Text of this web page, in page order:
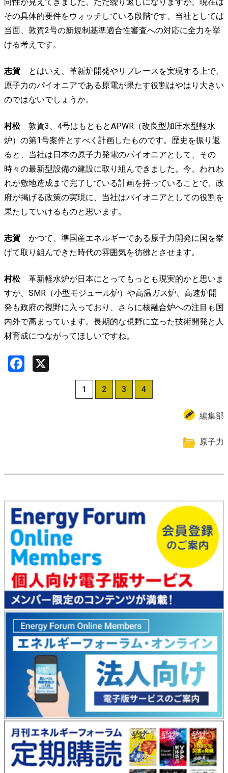
その具体的要件をウォッチしている段階です。当社としては
当面、敦賀2号の新規制基準適合性審査への対応に全力を挙
げる考えです。
志賀 とはいえ、革新炉開発やリプレースを実現する上で、
原子力のパイオニアである原電が果たす役割はやはり大きい
のではないでしょうか。
村松敦賀3、4号はもともとAPWR（改良型加圧水型軽水
炉）の第1号案件とすべく計画したものです。歴史を振り返
ると、当社は日本の原子力発電のパイオニアとして、その
時々の最新型設備の建設に取り組んできました。今、われわ
れが敷地造成まで完了している計画を持っていることで、政
府が掲げる政策の実現に、当社はパイオニアとしての役割を
果たしていけるものと思います。
志賀 かつて、準国産エネルギーである原子力開発に国を挙
げて取り組んできた時代の雰囲気を彷彿とさせます。
村松革新軽水炉が日本にとってもっとも現実的かと思いま
すが、SMR（小型モジュール炉）や高温ガス炉、高速炉開
発も政府の視野に入っており、さらに核融合炉への注目も国
内外で高まっています。長期的な視野に立った技術開発と人
材育成につながってほしいですね。
Facebook
1 2 3 4
編集部
原子力